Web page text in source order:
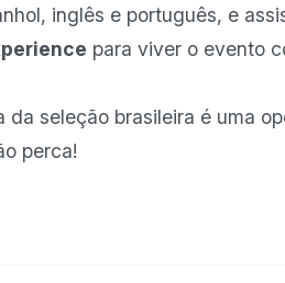
inglês e português, e
para viver o evento
da seleção brasileira é uma
perca!